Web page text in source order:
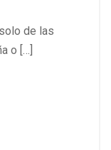
de las
o […]